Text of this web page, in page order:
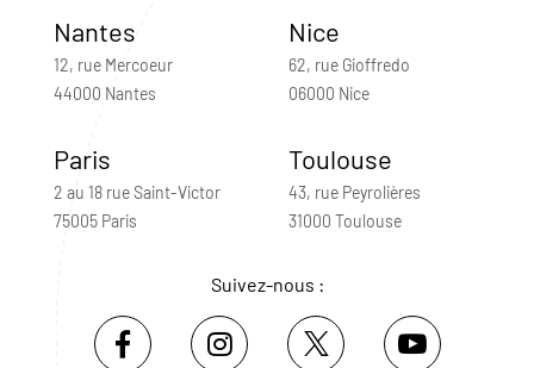
Nantes
12, rue Mercoeur
44000 Nantes
Nice
62, rue Gioffredo
06000 Nice
Paris
2 au 18 rue Saint-Victor
75005 Paris
Toulouse
43, rue Peyrolières
31000 Toulouse
Suivez-nous :